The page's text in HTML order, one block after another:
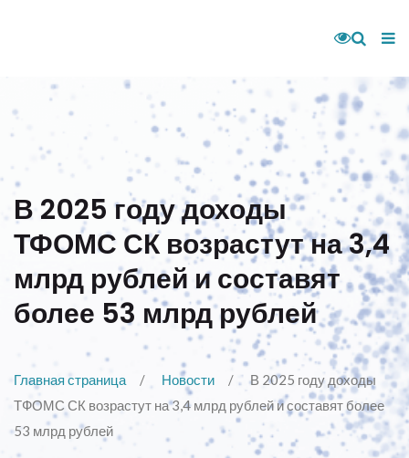
В 2025 году доходы
ТФОМС СК возрастут на 3,4
млрд рублей и составят
более 53 млрд рублей
Главная страница Новости
В 2025 году доходы
ТФОМС СК возрастут на 3,4 млрд рублей и составят более
53 млрд рублей